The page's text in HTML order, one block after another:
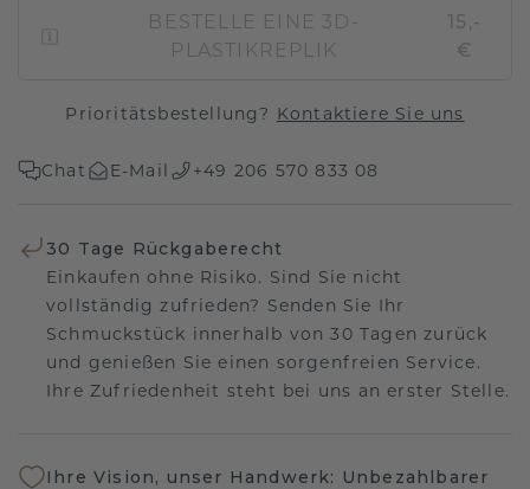
BESTELLE EINE 3D-
PLASTIKREPLIK
15,-
€
Prioritätsbestellung? Kontaktiere Sie uns
Chat E-Mail +49 206 570 833 08
30 Tage Rückgaberecht
Einkaufen ohne Risiko. Sind Sie nicht
vollständig zufrieden? Senden Sie Ihr
Schmuckstück innerhalb von 30 Tagen zurück
und genießen Sie einen sorgenfreien Service.
Ihre Zufriedenheit steht bei uns an erster Stelle.
Ihre Vision, unser Handwerk: Unbezahlbarer